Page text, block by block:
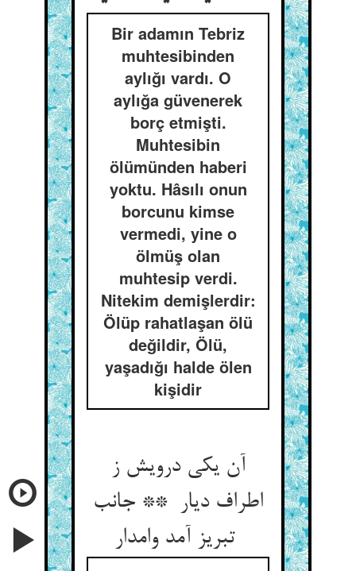
Bir adamın Tebriz
muhtesibinden
aylığı vardı. O
aylığa güvenerek
borç etmişti.
Muhtesibin
ölümünden haberi
yoktu. Hâsılı onun
borcunu kimse
vermedi, yine o
ölmüş olan
muhtesip verdi.
Nitekim demişlerdir:
Ölüp rahatlaşan ölü
değildir, Ölü,
yaşadığı halde ölen
kişidir
آن یکی درویش ز
اطراف دیار ** جانب